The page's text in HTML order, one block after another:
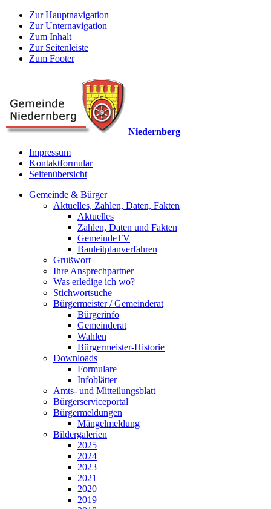
Zur Hauptnavigation
Zur Unternavigation
Zum Inhalt
Zur Seitenleiste
Zum Footer
Niedernberg
Impressum
Kontaktformular
Seitenübersicht
Gemeinde & Bürger
Aktuelles, Zahlen, Daten, Fakten
Aktuelles
Zahlen, Daten und Fakten
GemeindeTV
Bauleitplanverfahren
Grußwort
Ihre Ansprechpartner
Was erledige ich wo?
Stichwortsuche
Bürgermeister / Gemeinderat
Bürgerinfo
Gemeinderat
Wahlen
Bürgermeister-Historie
Downloads
Formulare
Infoblätter
Amts- und Mitteilungsblatt
Bürgerserviceportal
Bürgermeldungen
Mängelmeldung
Bildergalerien
2025
2024
2023
2021
2020
2019